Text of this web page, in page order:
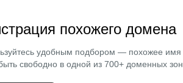
похожего домена
удобным подбором — похожее имя
свободно в одной из 700+ доменных зон.